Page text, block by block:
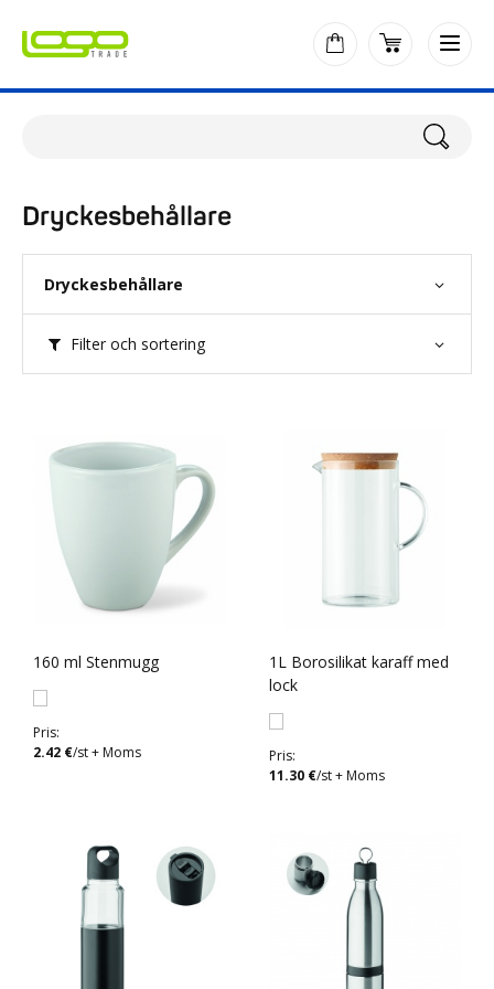
Dryckesbehållare
Dryckesbehållare
Filter och sortering
160 ml Stenmugg
Pris:
2.42 €/st + Moms
1L Borosilikat karaff med
lock
Pris:
11.30 €/st + Moms